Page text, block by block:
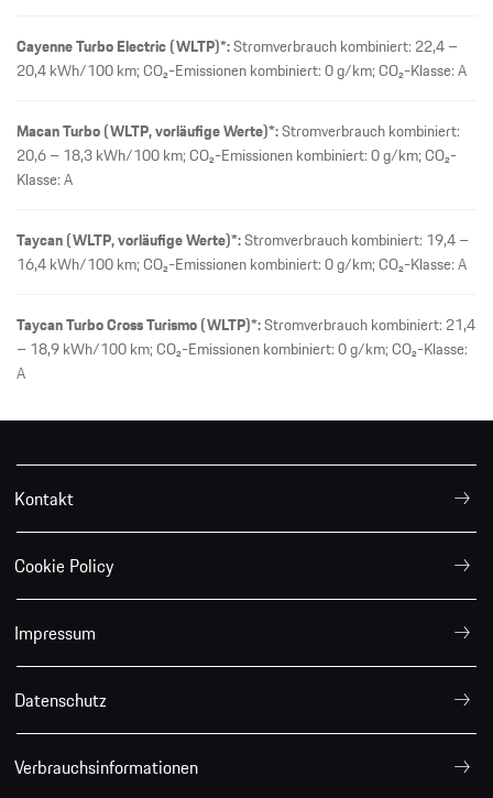
Cayenne Turbo Electric (WLTP)*:Stromverbrauch kombiniert: 22,4 –
20,4 kWh/100 km; CO₂-Emissionen kombiniert: 0 g/km; CO₂-Klasse: A
Macan Turbo (WLTP, vorläufige Werte)*:Stromverbrauch kombiniert:
20,6 – 18,3 kWh/100 km; CO₂-Emissionen kombiniert: 0 g/km; CO₂-
Klasse: A
Taycan (WLTP, vorläufige Werte)*:Stromverbrauch kombiniert: 19,4 –
16,4 kWh/100 km; CO₂-Emissionen kombiniert: 0 g/km; CO₂-Klasse: A
Taycan Turbo Cross Turismo (WLTP)*:Stromverbrauch kombiniert: 21,4
– 18,9 kWh/100 km; CO₂-Emissionen kombiniert: 0 g/km; CO₂-Klasse:
A
Kontakt
Cookie Policy
Impressum
Datenschutz
Verbrauchsinformationen